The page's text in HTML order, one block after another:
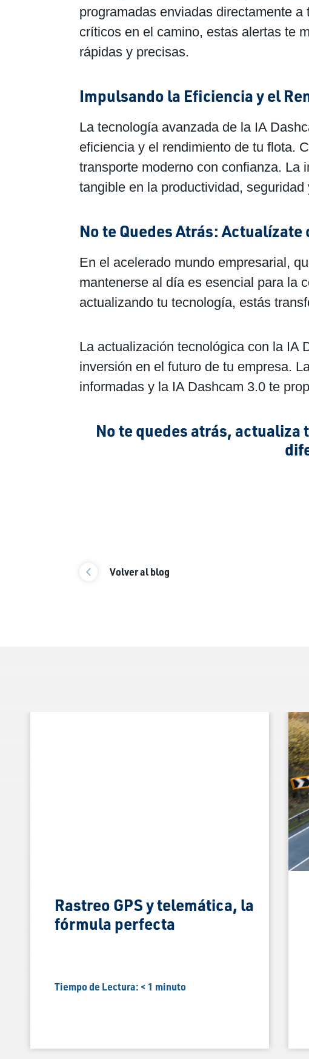
programadas enviadas directamente
críticos en el camino, estas alertas te
rápidas y precisas.
Impulsando la Eficiencia y el
La tecnología avanzada de la IA
eficiencia y el rendimiento de tu flota.
transporte moderno con confianza. La
tangible en la productividad, seguridad
No te Quedes Atrás: Actualízate
En el acelerado mundo empresarial,
mantenerse al día es esencial para la
actualizando tu tecnología, estás
La actualización tecnológica con la IA
inversión en el futuro de tu empresa.
informadas y la IA Dashcam 3.0 te
No te quedes atrás, actualiza
Volver al blog
Rastreo GPS y telemática, la
fórmula perfecta
Tiempo de Lectura: < 1 minuto